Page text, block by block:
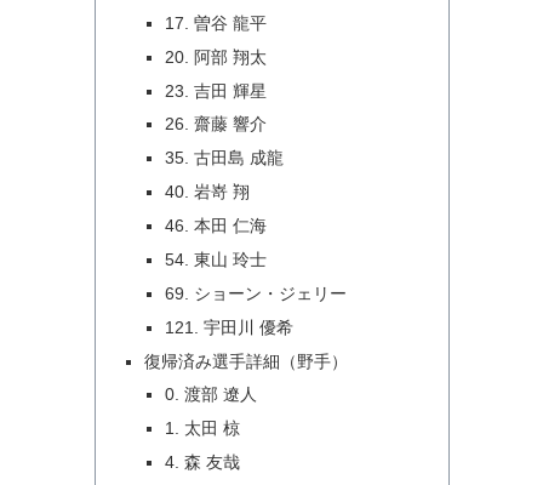
17. 曽谷 龍平
20. 阿部 翔太
23. 吉田 輝星
26. 齋藤 響介
35. 古田島 成龍
40. 岩嵜 翔
46. 本田 仁海
54. 東山 玲士
69. ショーン・ジェリー
121. 宇田川 優希
復帰済み選手詳細（野手）
0. 渡部 遼人
1. 太田 椋
4. 森 友哉